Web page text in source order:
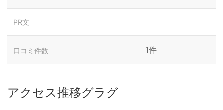
PR文
口コミ件数 1件
アクセス推移グラグ